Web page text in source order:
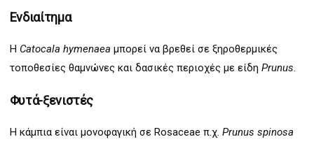
Ενδιαίτημα
Η Catocala hymenaea μπορεί να βρεθεί σε ξηροθερμικές
τοποθεσίες θαμνώνες και δασικές περιοχές με είδη Prunus.
Φυτά-ξενιστές
Η κάμπια είναι μονοφαγική σε Rosaceae π.χ. Prunus spinosa